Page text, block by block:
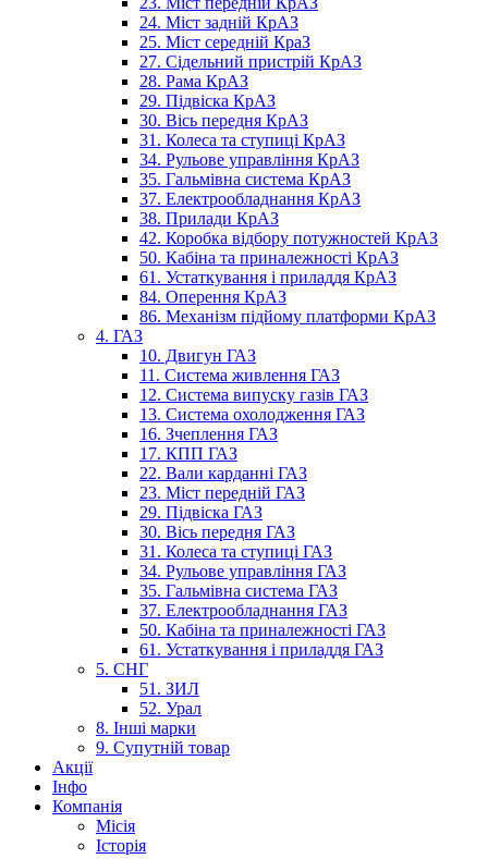
24. Міст задній КрАЗ
25. Міст середній КраЗ
27. Сідельний пристрій КрАЗ
28. Рама КрАЗ
29. Підвіска КрАЗ
30. Вісь передня КрАЗ
31. Колеса та ступиці КрАЗ
34. Рульове управління КрАЗ
35. Гальмівна система КрАЗ
37. Електрообладнання КрАЗ
38. Прилади КрАЗ
42. Коробка відбору потужностей КрАЗ
50. Кабіна та приналежності КрАЗ
61. Устаткування і приладдя КрАЗ
84. Оперення КрАЗ
86. Механізм підйому платформи КрАЗ
4. ГАЗ
10. Двигун ГАЗ
11. Система живлення ГАЗ
12. Система випуску газів ГАЗ
13. Система охолодження ГАЗ
16. Зчеплення ГАЗ
17. КПП ГАЗ
22. Вали карданні ГАЗ
23. Міст передній ГАЗ
29. Підвіска ГАЗ
30. Вісь передня ГАЗ
31. Колеса та ступиці ГАЗ
34. Рульове управління ГАЗ
35. Гальмівна система ГАЗ
37. Електрообладнання ГАЗ
50. Кабіна та приналежності ГАЗ
61. Устаткування і приладдя ГАЗ
5. СНГ
51. ЗИЛ
52. Урал
8. Інші марки
9. Супутній товар
Акції
Інфо
Компанія
Місія
Історія